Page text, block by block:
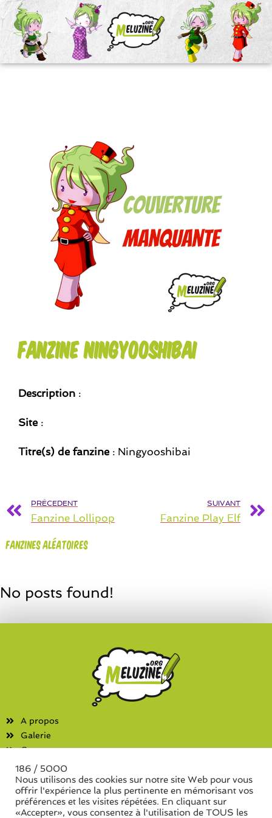
Fanzine Ningyooshibai
Description :
Site :
Titre(s) de fanzine : Ningyooshibai
PRÉCEDENT
Fanzine Lollipop
SUIVANT
Fanzine Play Elf
Fanzines aléatoires
No posts found!
A propos
Galerie
Contact
Fanzines
Liste des associations
Liste des séries de fanzine
186 / 5000
Nous utilisons des cookies sur notre site Web pour vous
offrir l'expérience la plus pertinente en mémorisant vos
préférences et les visites répétées. En cliquant sur
«Accepter», vous consentez à l'utilisation de TOUS les